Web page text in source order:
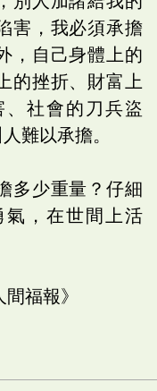
害，我必須承擔
，自己身體上的
的挫折、財富上
社會的刀兵盜
難以承擔。
多少重量？仔細
，在世間上活
福報》